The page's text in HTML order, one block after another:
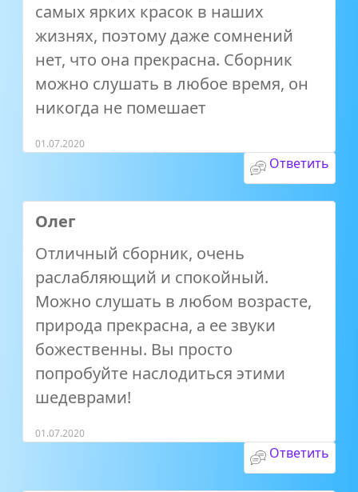
самых ярких красок в наших
жизнях, поэтому даже сомнений
нет, что она прекрасна. Сборник
можно слушать в любое время, он
никогда не помешает
01.07.2020
Ответить
Олег
Отличный сборник, очень
раслабляющий и спокойный.
Можно слушать в любом возрасте,
природа прекрасна, а ее звуки
божественны. Вы просто
попробуйте наслодиться этими
шедеврами!
01.07.2020
Ответить